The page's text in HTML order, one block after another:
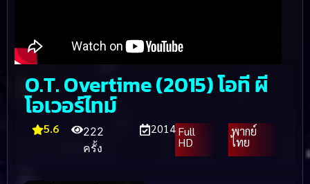
O.T. Overtime (2015) โอที ผี
โอเวอร์ไทม์
5.6
222
ครั้ง
2014 Full
HD
พากย์
ไทย